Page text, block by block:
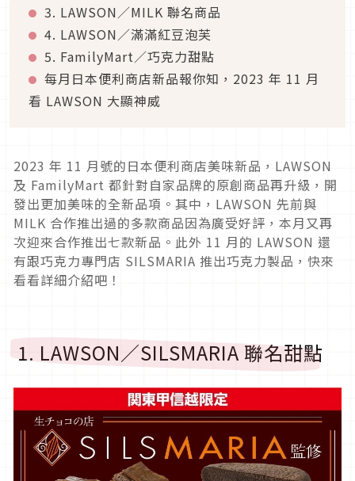
3. LAWSON／MILK 聯名商品
4. LAWSON／滿滿紅豆泡芙
5. FamilyMart／巧克力甜點
每月日本便利商店新品報你知，2023 年 11 月
看 LAWSON 大顯神威
2023 年 11 月號的日本便利商店美味新品，LAWSON
及 FamilyMart 都針對自家品牌的原創商品再升級，開
發出更加美味的全新品項。其中，LAWSON 先前與
MILK 合作推出過的多款商品因為廣受好評，本月又再
次迎來合作推出七款新品。此外 11 月的 LAWSON 還
有跟巧克力專門店 SILSMARIA 推出巧克力製品，快來
看看詳細介紹吧！
1. LAWSON／SILSMARIA 聯名甜點